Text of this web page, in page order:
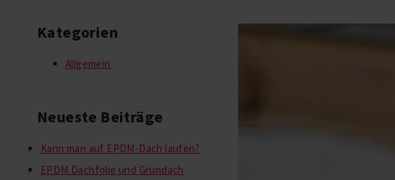
Kategorien
Allgemein
Neueste Beiträge
Kann man auf EPDM-Dach laufen?
EPDM Dachfolie und Gründach